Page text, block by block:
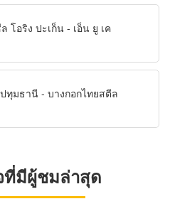
โอริง ปะเก็น - เอ็น ยู เค
ทุมธานี - บางกอกไทยสตีล
มีผู้ชมล่าสุด